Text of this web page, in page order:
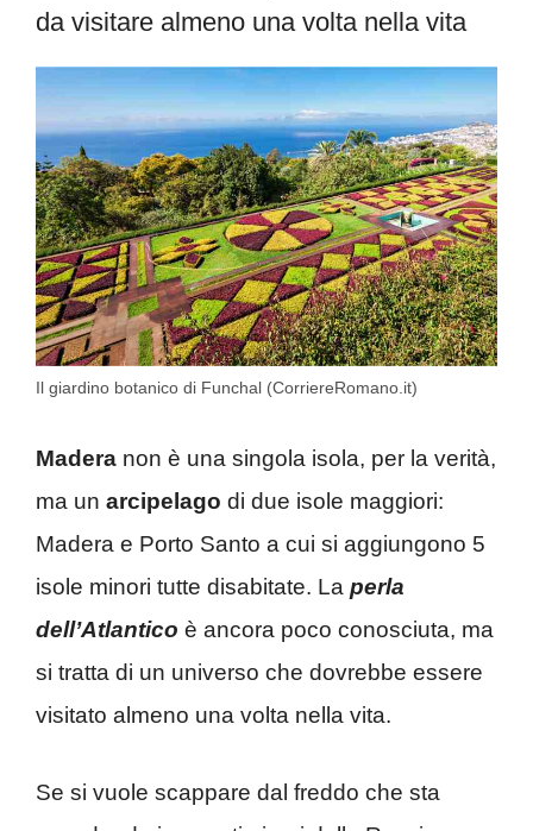
da visitare almeno una volta nella vita
Il giardino botanico di Funchal (CorriereRomano.it)
Madera non è una singola isola, per la verità,
ma un arcipelago di due isole maggiori:
Madera e Porto Santo a cui si aggiungono 5
isole minori tutte disabitate. La perla
dell’Atlantico è ancora poco conosciuta, ma
si tratta di un universo che dovrebbe essere
visitato almeno una volta nella vita.
Se si vuole scappare dal freddo che sta